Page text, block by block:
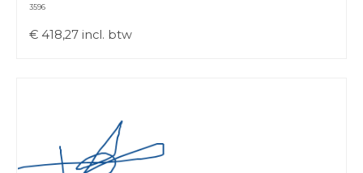
3596
€ 418,27 incl. btw